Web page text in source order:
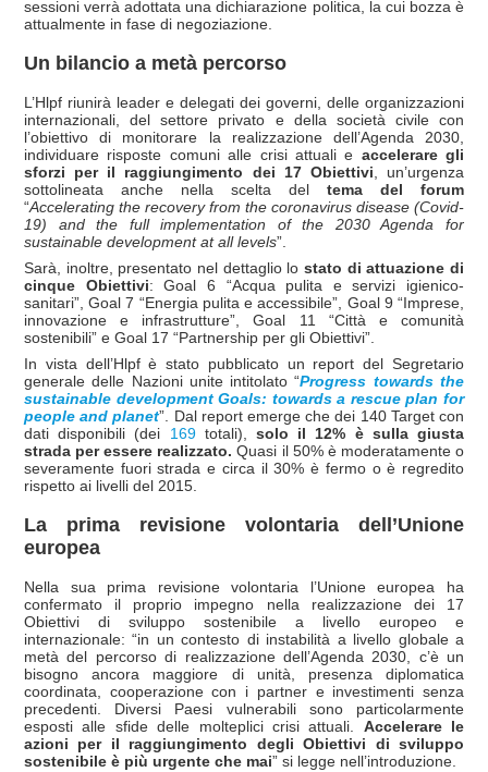
sessioni verrà adottata una dichiarazione politica, la cui bozza è
attualmente in fase di negoziazione.
Un bilancio a metà percorso
L’Hlpf riunirà leader e delegati dei governi, delle organizzazioni
internazionali, del settore privato e della società civile con
l’obiettivo di monitorare la realizzazione dell’Agenda 2030,
individuare risposte comuni alle crisi attuali e accelerare gli
sforzi per il raggiungimento dei 17 Obiettivi , un’urgenza
sottolineata anche nella scelta del tema del forum
“Accelerating the recovery from the coronavirus disease (Covid-
19) and the full implementation of the 2030 Agenda for
sustainable development at all levels”.
Sarà, inoltre, presentato nel dettaglio lo stato di attuazione di
cinque Obiettivi: Goal 6 “Acqua pulita e servizi igienico-
sanitari”, Goal 7 “Energia pulita e accessibile”, Goal 9 “Imprese,
innovazione e infrastrutture”, Goal 11 “Città e comunità
sostenibili” e Goal 17 “Partnership per gli Obiettivi”.
In vista dell’Hlpf è stato pubblicato un report del Segretario
generale delle Nazioni unite intitolato “Progress towards the
sustainable development Goals: towards a rescue plan for
people and planet”. Dal report emerge che dei 140 Target con
dati disponibili (dei 169totali),solo il 12% è sulla giusta
strada per essere realizzato. Quasi il 50% è moderatamente o
severamente fuori strada e circa il 30% è fermo o è regredito
rispetto ai livelli del 2015.
La prima revisione volontaria dell’Unione
europea
Nella sua prima revisione volontaria l’Unione europea ha
confermato il proprio impegno nella realizzazione dei 17
Obiettivi di sviluppo sostenibile a livello europeo e
internazionale: “in un contesto di instabilità a livello globale a
metà del percorso di realizzazione dell’Agenda 2030, c’è un
bisogno ancora maggiore di unità, presenza diplomatica
coordinata, cooperazione con i partner e investimenti senza
precedenti. Diversi Paesi vulnerabili sono particolarmente
esposti alle sfide delle molteplici crisi attuali. Accelerare le
azioni per il raggiungimento degli Obiettivi di sviluppo
sostenibile è più urgente che mai” si legge nell’introduzione.